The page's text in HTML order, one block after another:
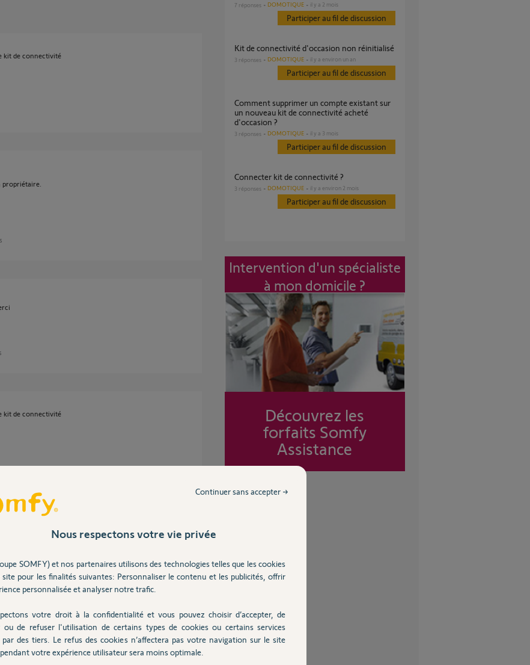
kit de connectivité
propriétaire.
kit de connectivité
7 réponses DOMOTIQUE il y a 2 mois
Participer au fil de discussion
Kit de connectivité d'occasion non réinitialisé
3 réponses DOMOTIQUE il y a environ un an
Participer au fil de discussion
Comment supprimer un compte existant sur
un nouveau kit de connectivité acheté
d'occasion ?
3 réponses DOMOTIQUE il y a 3 mois
Participer au fil de discussion
Connecter kit de connectivité ?
3 réponses DOMOTIQUE il y a environ 2 mois
Participer au fil de discussion
Intervention d'un spécialiste
à mon domicile ?
Découvrez les
forfaits Somfy
Assistance
Nous respectons votre vie privée
SOMFY) et nos partenaires utilisons des technologies telles que les cookies
pour les finalités suivantes: Personnaliser le contenu et les publicités, offrir
personnalisée et analyser notre trafic.
votre droit à la confidentialité et vous pouvez choisir d’accepter, de
ou de refuser l'utilisation de certains types de cookies ou certains services
par des tiers. Le refus des cookies n’affectera pas votre navigation sur le site
votre expérience utilisateur sera moins optimale.
Continuer sans accepter →